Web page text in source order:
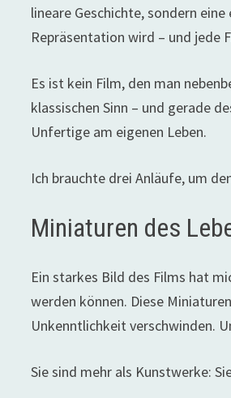
lineare Geschichte, sondern
Repräsentation wird – und jede
Es ist kein Film, den man
klassischen Sinn – und gerade
Unfertige am eigenen Leben.
Ich brauchte drei Anläufe, um
Miniaturen des
Ein starkes Bild des Films hat
werden können. Diese
Unkenntlichkeit verschwinden.
Sie sind mehr als Kunstwerke: